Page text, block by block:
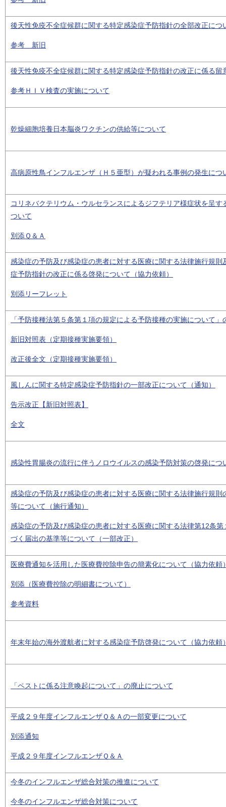
後天性免疫不全症候群に関する特定感染症予防指針の全部改正につ
参考 新旧
後天性免疫不全症候群に関する特定感染症予防指針の改正に係る留
参考ＨＩＶ検査の実施について
乾燥細胞培養日本脳炎ワクチンの供給等について
高病原性鳥インフルエンザ（Ｈ５亜型）が疑われる事例の発生につ
コリネバクテリウム・ウルセランスによるジフテリア様症状を呈
ついて
別添Ｑ＆Ａ
感染症の予防及び感染症の患者に対する医療に関する法律施行規則
症予防指針の改正に係る啓発について（協力依頼）
別添リーフレット
「予防接種法第５条第１項の規定による予防接種の実施について
新旧対照表（定期接種実施要領）
改正後全文（定期接種実施要領）
風しんに関する特定感染症予防指針の一部改正について（通知）
告示改正【新旧対照表】
全文
感染性胃腸炎の流行に伴うノロウイルスの感染予防対策の啓発につ
感染症の予防及び感染症の患者に対する医療に関する法律施行規則
等について（施行通知）
感染症の予防及び感染症の患者に対する医療に関する法律第12条
づく届出の基準等について（一部改正）
医療費通知を活用した医療費控除申告の簡素化について（協力依頼
別添（医療費控除の明細書について）
参考資料
年末年始の海外渡航者に対する感染症予防啓発について（協力依頼
「ペストに係る注意喚起について」の廃止について
平成２９年度インフルエンザＱ＆Ａの一部変更について
別添通知
平成２９年度インフルエンザＱ＆Ａ
今冬のインフルエンザ総合対策の推進について
今冬のインフルエンザ総合対策について